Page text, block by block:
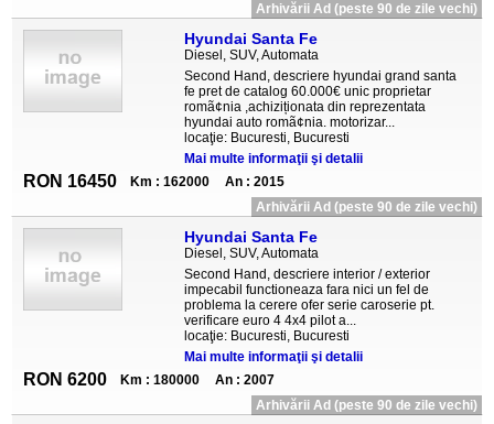
Arhivării Ad (peste 90 de zile vechi)
Hyundai Santa Fe
Diesel, SUV, Automata
Second Hand, descriere hyundai grand santa
fe pret de catalog 60.000€ unic proprietar
romã¢nia ,achiziționata din reprezentata
hyundai auto romã¢nia. motorizar...
locaţie: Bucuresti, Bucuresti
Mai multe informaţii şi detalii
RON 16450 Km : 162000
An : 2015
Arhivării Ad (peste 90 de zile vechi)
Hyundai Santa Fe
Diesel, SUV, Automata
Second Hand, descriere interior / exterior
impecabil functioneaza fara nici un fel de
problema la cerere ofer serie caroserie pt.
verificare euro 4 4x4 pilot a...
locaţie: Bucuresti, Bucuresti
Mai multe informaţii şi detalii
RON 6200 Km : 180000
An : 2007
Arhivării Ad (peste 90 de zile vechi)